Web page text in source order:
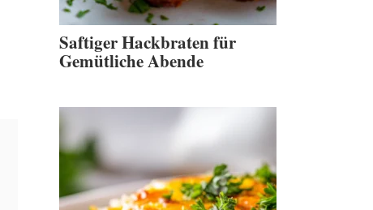
Saftiger Hackbraten für
Gemütliche Abende